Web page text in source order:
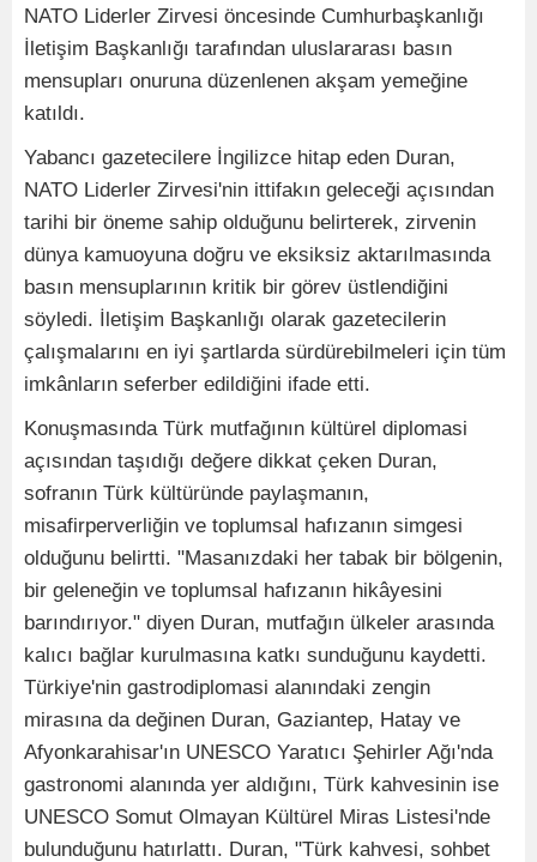
NATO Liderler Zirvesi öncesinde Cumhurbaşkanlığı
İletişim Başkanlığı tarafından uluslararası basın
mensupları onuruna düzenlenen akşam yemeğine
katıldı.
Yabancı gazetecilere İngilizce hitap eden Duran,
NATO Liderler Zirvesi'nin ittifakın geleceği açısından
tarihi bir öneme sahip olduğunu belirterek, zirvenin
dünya kamuoyuna doğru ve eksiksiz aktarılmasında
basın mensuplarının kritik bir görev üstlendiğini
söyledi. İletişim Başkanlığı olarak gazetecilerin
çalışmalarını en iyi şartlarda sürdürebilmeleri için tüm
imkânların seferber edildiğini ifade etti.
Konuşmasında Türk mutfağının kültürel diplomasi
açısından taşıdığı değere dikkat çeken Duran,
sofranın Türk kültüründe paylaşmanın,
misafirperverliğin ve toplumsal hafızanın simgesi
olduğunu belirtti. "Masanızdaki her tabak bir bölgenin,
bir geleneğin ve toplumsal hafızanın hikâyesini
barındırıyor." diyen Duran, mutfağın ülkeler arasında
kalıcı bağlar kurulmasına katkı sunduğunu kaydetti.
Türkiye'nin gastrodiplomasi alanındaki zengin
mirasına da değinen Duran, Gaziantep, Hatay ve
Afyonkarahisar'ın UNESCO Yaratıcı Şehirler Ağı'nda
gastronomi alanında yer aldığını, Türk kahvesinin ise
UNESCO Somut Olmayan Kültürel Miras Listesi'nde
bulunduğunu hatırlattı. Duran, "Türk kahvesi, sohbet